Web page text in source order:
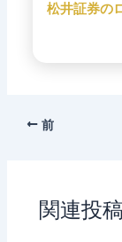
松井証券の
前
関連投稿